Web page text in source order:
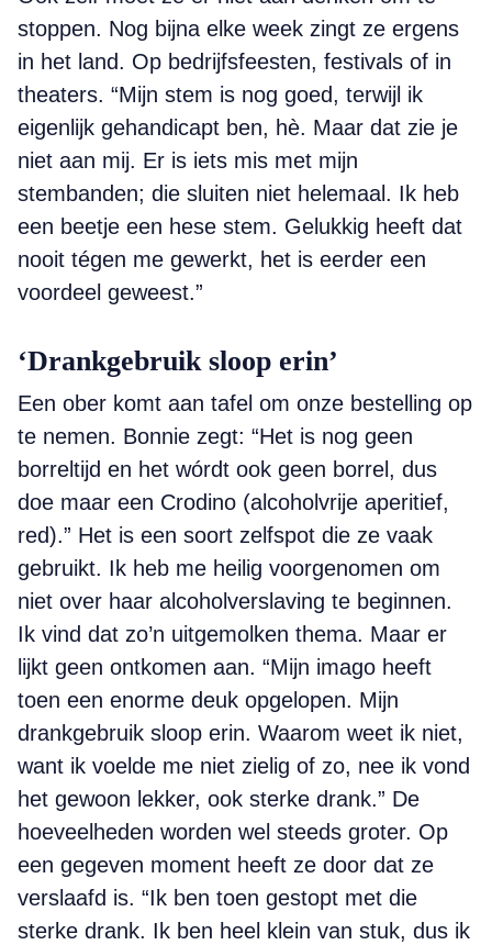
stoppen. Nog bijna elke week zingt ze ergens
in het land. Op bedrijfsfeesten, festivals of in
theaters. “Mijn stem is nog goed, terwijl ik
eigenlijk gehandicapt ben, hè. Maar dat zie je
niet aan mij. Er is iets mis met mijn
stembanden; die sluiten niet helemaal. Ik heb
een beetje een hese stem. Gelukkig heeft dat
nooit tégen me gewerkt, het is eerder een
voordeel geweest.”
‘Drankgebruik sloop erin’
Een ober komt aan tafel om onze bestelling op
te nemen. Bonnie zegt: “Het is nog geen
borreltijd en het wórdt ook geen borrel, dus
doe maar een Crodino (alcoholvrije aperitief,
red).” Het is een soort zelfspot die ze vaak
gebruikt. Ik heb me heilig voorgenomen om
niet over haar alcoholverslaving te beginnen.
Ik vind dat zo’n uitgemolken thema. Maar er
lijkt geen ontkomen aan. “Mijn imago heeft
toen een enorme deuk opgelopen. Mijn
drankgebruik sloop erin. Waarom weet ik niet,
want ik voelde me niet zielig of zo, nee ik vond
het gewoon lekker, ook sterke drank.” De
hoeveelheden worden wel steeds groter. Op
een gegeven moment heeft ze door dat ze
verslaafd is. “Ik ben toen gestopt met die
sterke drank. Ik ben heel klein van stuk, dus ik